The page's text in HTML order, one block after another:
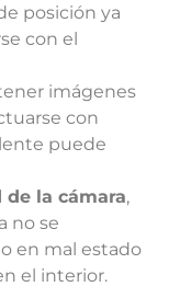
posición ya
con el
imágenes
con
puede
la cámara,
no se
en mal estado
el interior.